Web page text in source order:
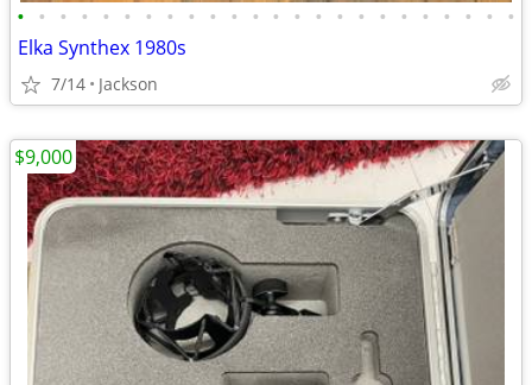
• • • • • • • • • • • • • • • • • • • • • • • •
Elka Synthex 1980s
7/14 Jackson
$9,000